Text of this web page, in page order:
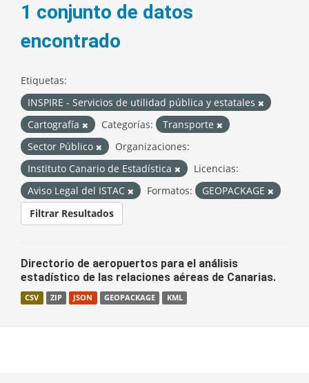
1 conjunto de datos
encontrado
Etiquetas:
INSPIRE - Servicios de utilidad pública y estatales
Cartografía
Categorías:
Transporte
Sector Público
Organizaciones:
Instituto Canario de Estadística
Licencias:
Aviso Legal del ISTAC
Formatos:
GEOPACKAGE
Filtrar Resultados
Directorio de aeropuertos para el análisis
estadístico de las relaciones aéreas de Canarias.
CSV ZIP JSON GEOPACKAGE KML